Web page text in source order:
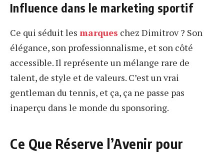
Influence dans le marketing sportif
Ce qui séduit les marques chez Dimitrov ? Son
élégance, son professionnalisme, et son côté
accessible. Il représente un mélange rare de
talent, de style et de valeurs. C’est un vrai
gentleman du tennis, et ça, ça ne passe pas
inaperçu dans le monde du sponsoring.
Ce Que Réserve l’Avenir pour